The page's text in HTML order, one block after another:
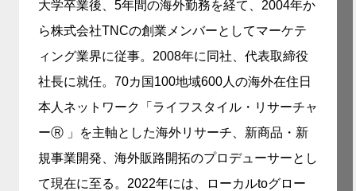
大学卒業後、5年間の海外勤務を経て、2004年か
ら株式会社TNCの創業メンバーとしてマーケテ
ィング業界に従事。2008年に同社、代表取締役
社長に就任。70カ国100地域600人の海外在住日
本人ネットワーク「ライフスタイル・リサーチャ
ーⓇ 」を主軸とした海外リサーチ、新商品・新
規事業開発、海外販路開拓のプロデューサーとし
て現在に至る。2022年には、ローカルtoグロー